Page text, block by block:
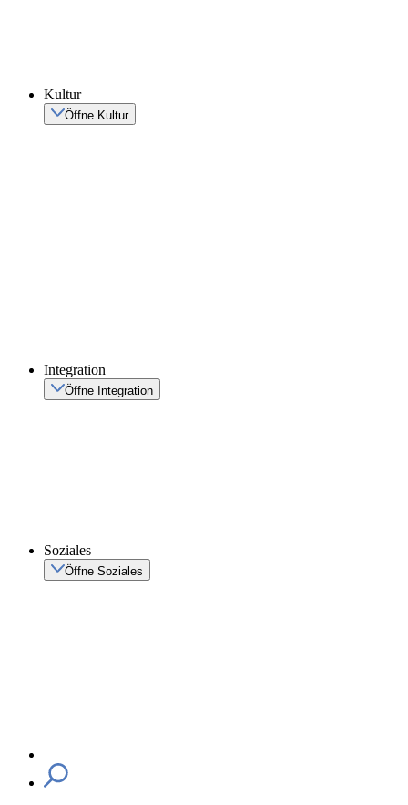
Kultur
Öffne Kultur
Integration
Öffne Integration
Soziales
Öffne Soziales